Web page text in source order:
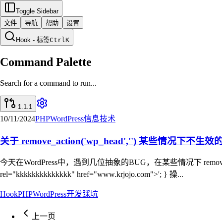
Toggle Sidebar
文件
导航 帮助 设置
Hook - 标签CtrlK
Command Palette
Search for a command to run...
1.1.1
10/11/2024PHPWordPress信息技术
关于 remove_action('wp_head','') 某些情况下不生效
今天在WordPress中，遇到几位抽象的BUG，在某些情况下
rel="kkkkkkkkkkkkkk" href="www.krjojo.com">'; } 操...
HookPHPWordPress开发踩坑
上一页